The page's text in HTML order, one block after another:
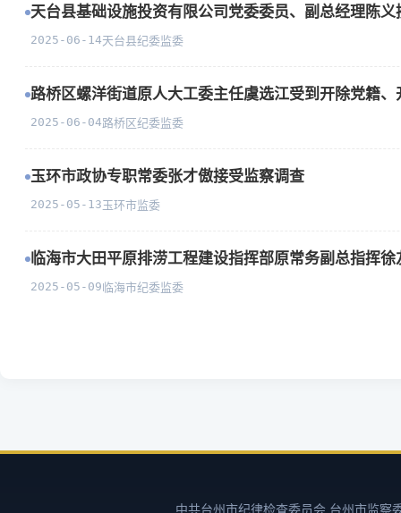
天台县基础设施投资有限公司党委委员、副总经理陈
2025-06-14天台县纪委监委
路桥区螺洋街道原人大工委主任虞选江受到开除党籍、
2025-06-04路桥区纪委监委
玉环市政协专职常委张才傲接受监察调查
2025-05-13玉环市监委
临海市大田平原排涝工程建设指挥部原常务副总指挥
2025-05-09临海市纪委监委
中共台州市纪律检查委员会 台州市监察